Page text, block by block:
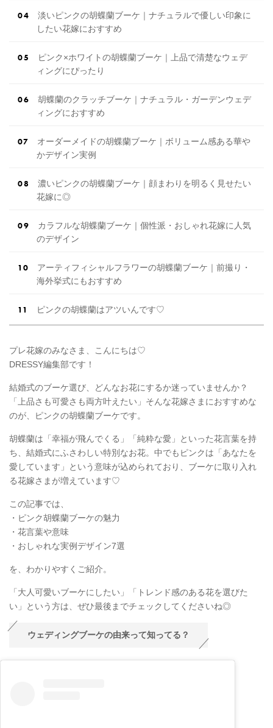
淡いピンクの胡蝶蘭ブーケ｜ナチュラルで優しい印象に
したい花嫁におすすめ
ピンク×ホワイトの胡蝶蘭ブーケ｜上品で清楚なウェデ
ィングにぴったり
胡蝶蘭のクラッチブーケ｜ナチュラル・ガーデンウェデ
ィングにおすすめ
オーダーメイドの胡蝶蘭ブーケ｜ボリューム感ある華や
かデザイン実例
濃いピンクの胡蝶蘭ブーケ｜顔まわりを明るく見せたい
花嫁に◎
カラフルな胡蝶蘭ブーケ｜個性派・おしゃれ花嫁に人気
のデザイン
アーティフィシャルフラワーの胡蝶蘭ブーケ｜前撮り・
海外挙式にもおすすめ
ピンクの胡蝶蘭はアツいんです♡
プレ花嫁のみなさま、こんにちは♡
DRESSY編集部です！
結婚式のブーケ選び、どんなお花にするか迷っていませんか？
「上品さも可愛さも両方叶えたい」そんな花嫁さまにおすすめな
のが、ピンクの胡蝶蘭ブーケです。
胡蝶蘭は「幸福が飛んでくる」「純粋な愛」といった花言葉を持
ち、結婚式にふさわしい特別なお花。中でもピンクは「あなたを
愛しています」という意味が込められており、ブーケに取り入れ
る花嫁さまが増えています♡
この記事では、
・ピンク胡蝶蘭ブーケの魅力
・花言葉や意味
・おしゃれな実例デザイン7選
を、わかりやすくご紹介。
「大人可愛いブーケにしたい」「トレンド感のある花を選びた
い」という方は、ぜひ最後までチェックしてくださいね◎
ウェディングブーケの由来って知ってる？